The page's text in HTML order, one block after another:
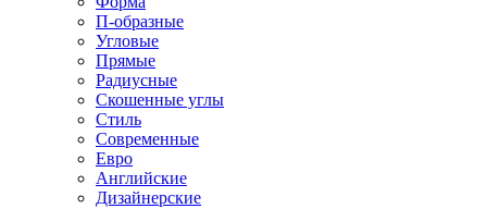
П-образные
Угловые
Прямые
Радиусные
Скошенные углы
Стиль
Современные
Евро
Английские
Дизайнерские